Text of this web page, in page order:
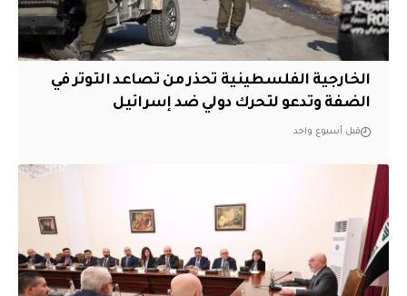
الخارجية الفلسطينية تحذر من تصاعد التوتر في
الضفة وتدعو لتحرك دولي ضد إسرائيل
قبل أسبوع واحد